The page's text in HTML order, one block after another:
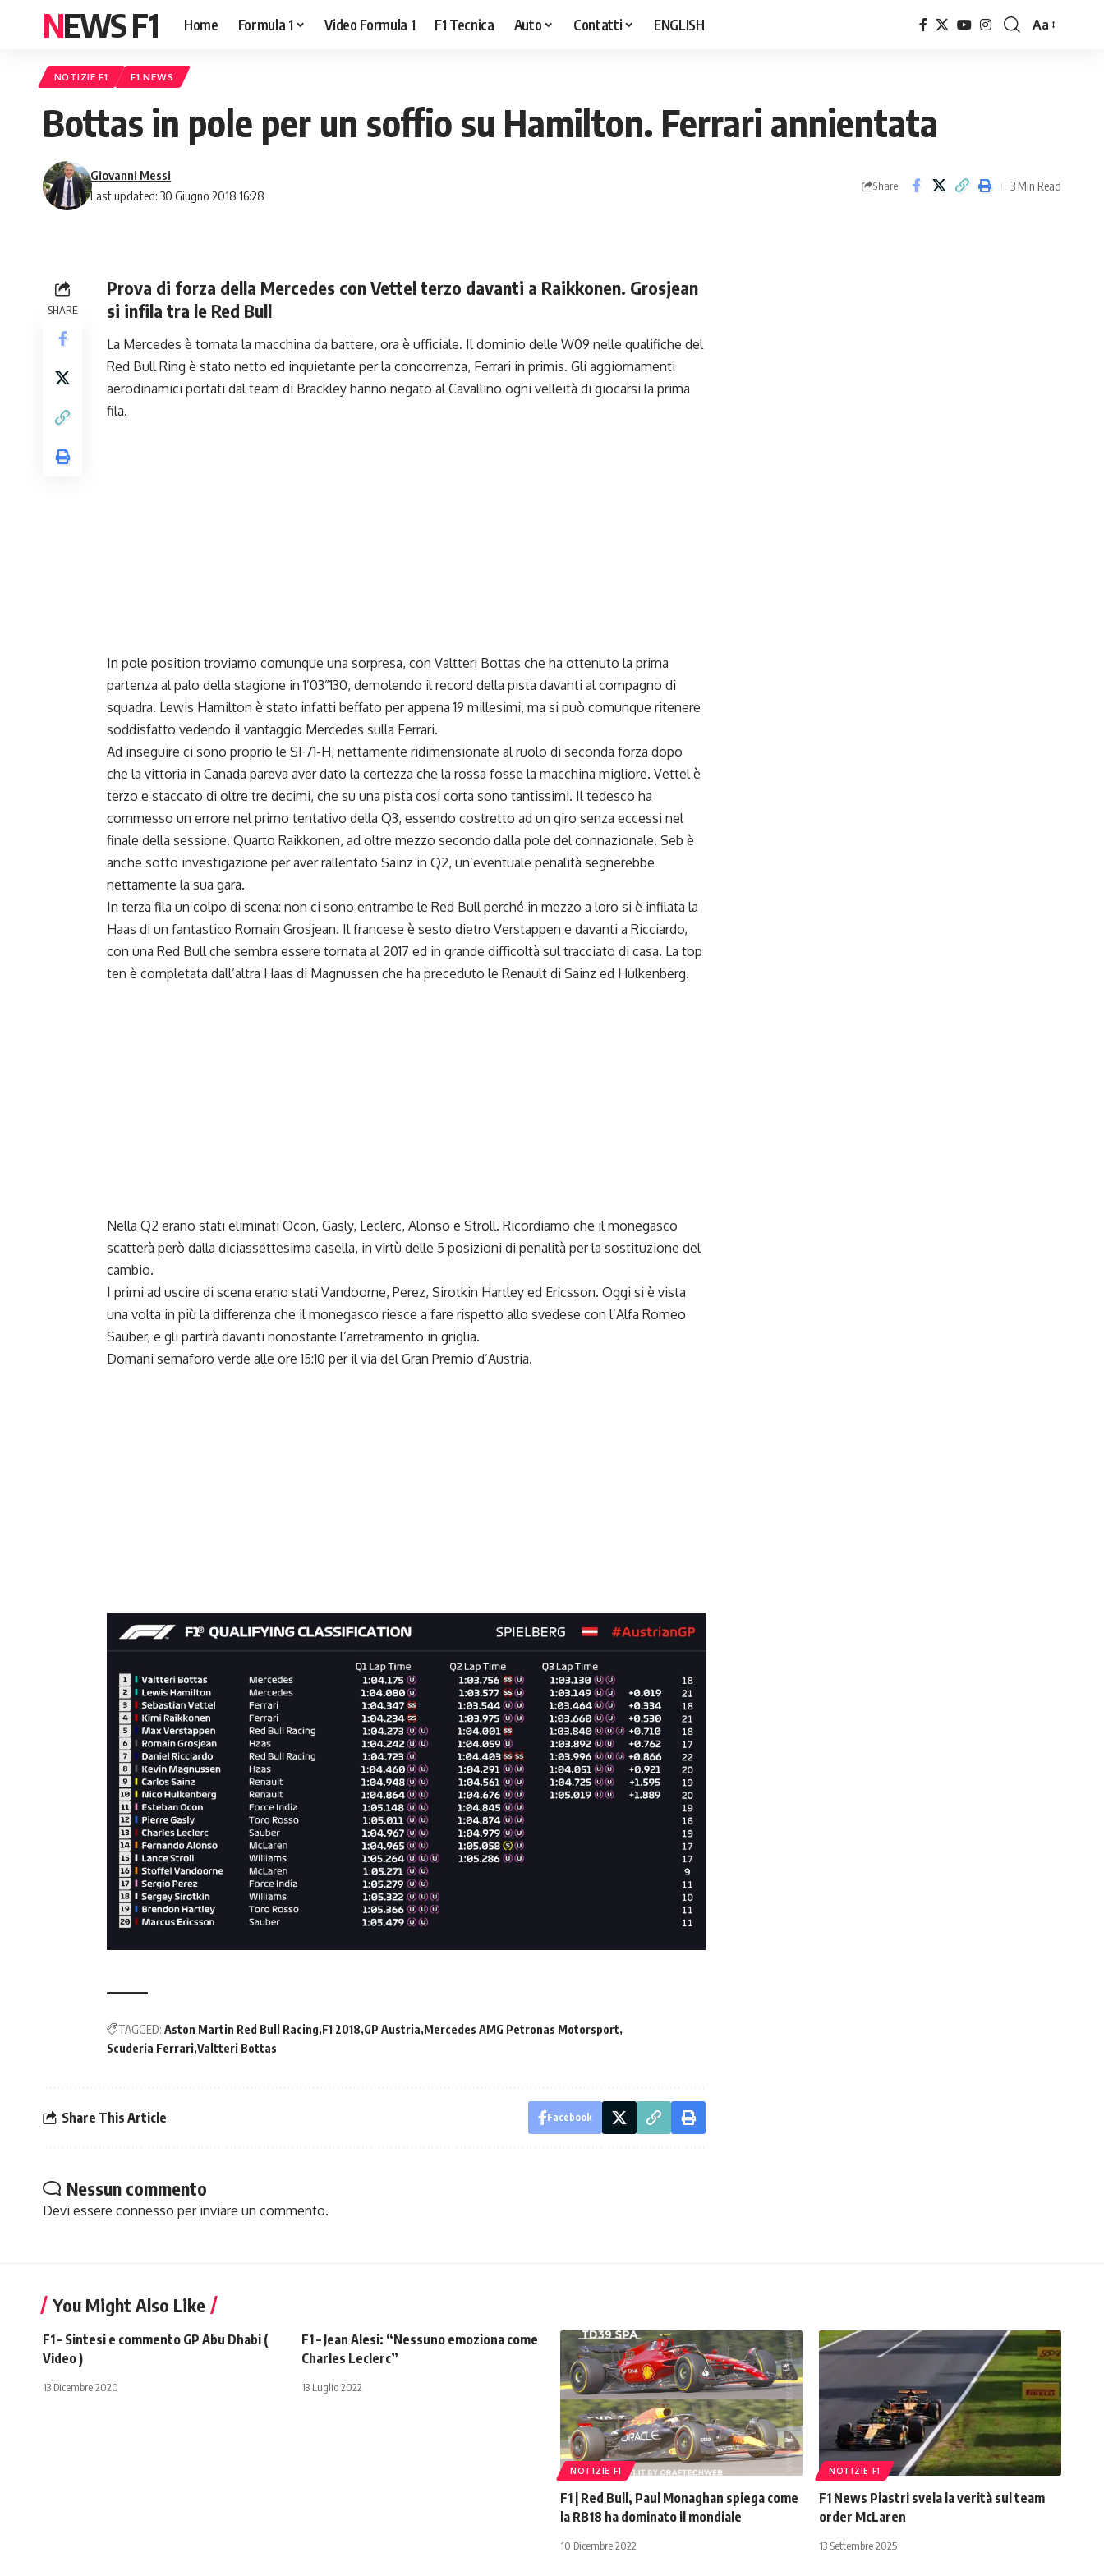
NEWS F1 Home Formula 1 Video Formula 1 F1 Tecnica Auto Contatti ENGLISH
Font
Aa
NOTIZIE F1 F1 NEWS
Bottas in pole per un soffio su Hamilton. Ferrari annientata
Last updated: 30 Giugno 2018 16:28
Giovanni Messi
Share 3 Min Read
SHARE
Prova di forza della Mercedes con Vettel terzo davanti a Raikkonen. Grosjean
si infila tra le Red Bull
La Mercedes è tornata la macchina da battere, ora è ufficiale. Il dominio delle W09 nelle qualifiche del
Red Bull Ring è stato netto ed inquietante per la concorrenza, Ferrari in primis. Gli aggiornamenti
aerodinamici portati dal team di Brackley hanno negato al Cavallino ogni velleità di giocarsi la prima
fila.
In pole position troviamo comunque una sorpresa, con Valtteri Bottas che ha ottenuto la prima
partenza al palo della stagione in 1’03”130, demolendo il record della pista davanti al compagno di
squadra. Lewis Hamilton è stato infatti beffato per appena 19 millesimi, ma si può comunque ritenere
soddisfatto vedendo il vantaggio Mercedes sulla Ferrari.
Ad inseguire ci sono proprio le SF71-H, nettamente ridimensionate al ruolo di seconda forza dopo
che la vittoria in Canada pareva aver dato la certezza che la rossa fosse la macchina migliore. Vettel è
terzo e staccato di oltre tre decimi, che su una pista cosi corta sono tantissimi. Il tedesco ha
commesso un errore nel primo tentativo della Q3, essendo costretto ad un giro senza eccessi nel
finale della sessione. Quarto Raikkonen, ad oltre mezzo secondo dalla pole del connazionale. Seb è
anche sotto investigazione per aver rallentato Sainz in Q2, un’eventuale penalità segnerebbe
nettamente la sua gara.
In terza fila un colpo di scena: non ci sono entrambe le Red Bull perché in mezzo a loro si è infilata la
Haas di un fantastico Romain Grosjean. Il francese è sesto dietro Verstappen e davanti a Ricciardo,
con una Red Bull che sembra essere tornata al 2017 ed in grande difficoltà sul tracciato di casa. La top
ten è completata dall’altra Haas di Magnussen che ha preceduto le Renault di Sainz ed Hulkenberg.
Nella Q2 erano stati eliminati Ocon, Gasly, Leclerc, Alonso e Stroll. Ricordiamo che il monegasco
scatterà però dalla diciassettesima casella, in virtù delle 5 posizioni di penalità per la sostituzione del
cambio.
I primi ad uscire di scena erano stati Vandoorne, Perez, Sirotkin Hartley ed Ericsson. Oggi si è vista
una volta in più la differenza che il monegasco riesce a fare rispetto allo svedese con l’Alfa Romeo
Sauber, e gli partirà davanti nonostante l’arretramento in griglia.
Domani semaforo verde alle ore 15:10 per il via del Gran Premio d’Austria.
TAGGED: Aston Martin Red Bull Racing F1 2018 GP Austria Mercedes AMG Petronas Motorsport
Scuderia Ferrari Valtteri Bottas
Share This Article Facebook
Nessun commento
Devi essere connesso per inviare un commento.
You Might Also Like
F1 – Sintesi e commento GP Abu Dhabi (
Video )
13 Dicembre 2020
F1 – Jean Alesi: “Nessuno emoziona come
Charles Leclerc”
13 Luglio 2022
NOTIZIE F1
F1 | Red Bull, Paul Monaghan spiega come
la RB18 ha dominato il mondiale
10 Dicembre 2022
NOTIZIE F1
F1 News Piastri svela la verità sul team
order McLaren
13 Settembre 2025